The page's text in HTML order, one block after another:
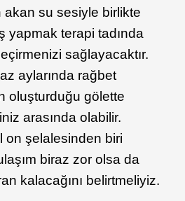
akan su sesiyle birlikte
yapmak terapi tadında
sağlayacaktır.
aylarında rağbet
oluşturduğu gölette
arasında olabilir.
on şelalesinden biri
biraz zor olsa da
kalacağını belirtmeliyiz.